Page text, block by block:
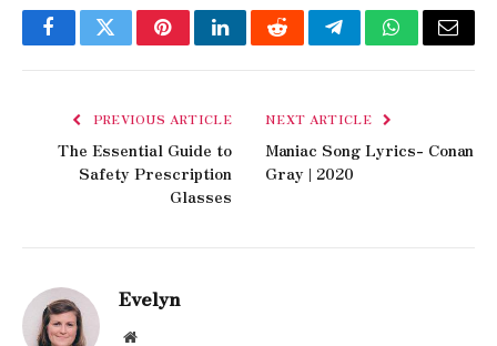
FacebookTwitterPinterestLinkedInRedditTelegramWhatsApp
Email
PREVIOUS ARTICLE
The Essential Guide to
Safety Prescription
Glasses
NEXT ARTICLE
Maniac Song Lyrics- Conan
Gray | 2020
Evelyn
Website